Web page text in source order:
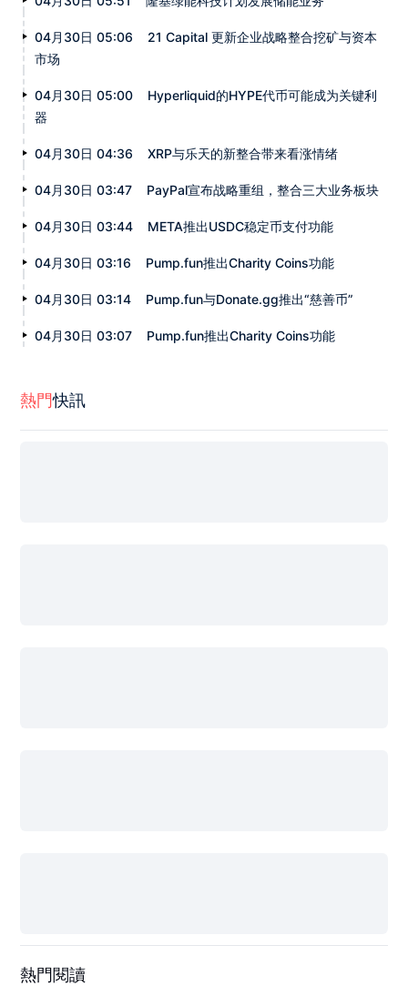
04月30日 05:06
21 Capital 更新企业战略整合挖矿与资本
市场
04月30日 05:00
Hyperliquid的HYPE代币可能成为关键利
器
04月30日 04:36 XRP与乐天的新整合带来看涨情绪
04月30日 03:47 PayPal宣布战略重组，整合三大业务板块
04月30日 03:44 META推出USDC稳定币支付功能
04月30日 03:16 Pump.fun推出Charity Coins功能
04月30日 03:14 Pump.fun与Donate.gg推出“慈善币”
04月30日 03:07 Pump.fun推出Charity Coins功能
熱門快訊
熱門閱讀